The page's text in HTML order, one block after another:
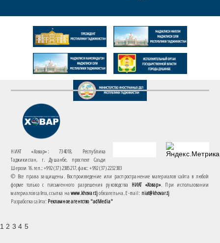
НИАТ «Ховар»: 734018, Республика
Таджикистан, г. Душанбе, проспект Саъди
Шерози 16. тел.: +992 (37) 2385217, факс: +992 (37) 2232383
© Все права защищены. Воспроизведение или распространение материалов сайта в любой
форме только с письменного разрешения руководства НИАТ «Ховар». При использовании
материалов сайта, ссылка наwww.khovar.tjобязательна. E-mail: niat@khovar.tj
Разработка сайта: Рекламное агентство "adMedia"
1 2 3 4 5